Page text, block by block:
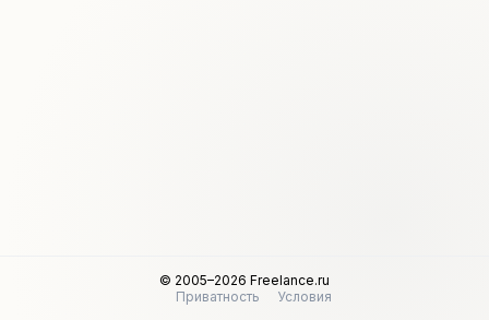
© 2005–2026 Freelance.ru
Приватность
Условия